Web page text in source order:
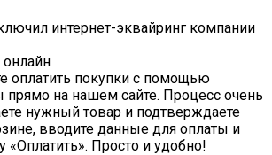
интернет-эквайринг компании
оплатить покупки с помощью
прямо на нашем сайте. Процесс очень
нужный товар и подтверждаете
вводите данные для оплаты и
«Оплатить». Просто и удобно!